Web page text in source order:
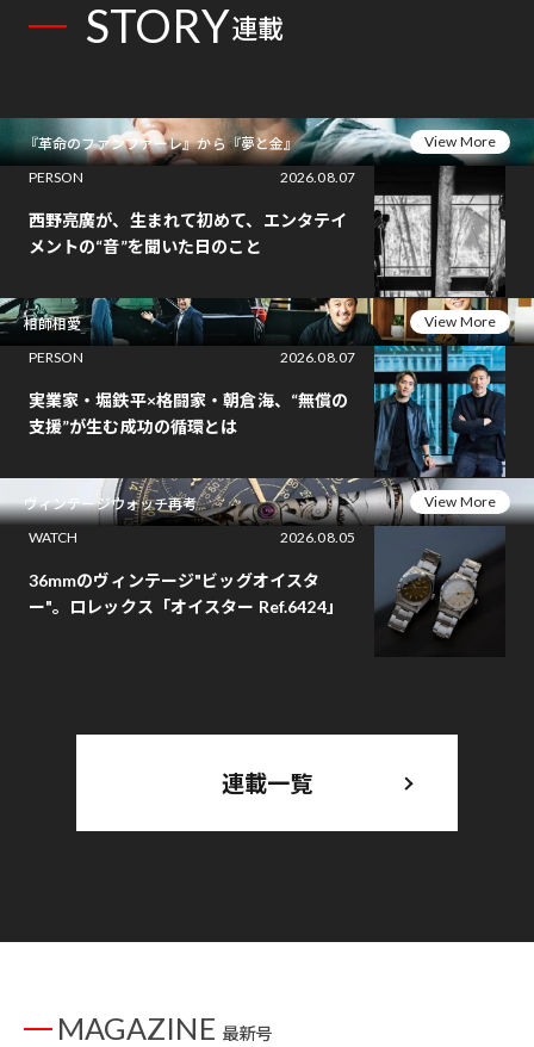
STORY連載
『革命のファンファーレ』から『夢と金』
View More
PERSON
2026.08.07
西野亮廣が、生まれて初めて、エンタテイ
メントの“音”を聞いた日のこと
相師相愛
View More
PERSON
2026.08.07
実業家・堀鉄平×格闘家・朝倉海、“無償の
支援”が生む成功の循環とは
ヴィンテージウォッチ再考
View More
WATCH
2026.08.05
36mmのヴィンテージ"ビッグオイスタ
ー"。ロレックス「オイスター Ref.6424」
連載一覧
MAGAZINE 最新号